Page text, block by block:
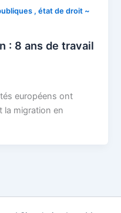
, état de droit ~
: 8 ans de travail
européens ont
la migration en